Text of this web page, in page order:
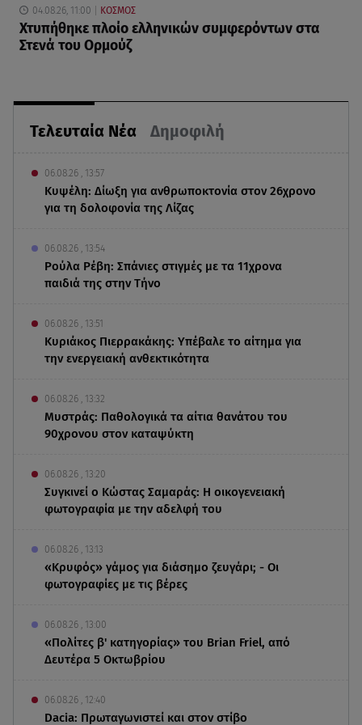
Τελευταία Νέα Δημοφιλή
06.08.26 , 13:57
Κυψέλη: Δίωξη για ανθρωποκτονία στον 26χρονο
για τη δολοφονία της Λίζας
06.08.26 , 13:54
Ρούλα Ρέβη: Σπάνιες στιγμές με τα 11χρονα
παιδιά της στην Τήνο
06.08.26 , 13:51
Κυριάκος Πιερρακάκης: Υπέβαλε το αίτημα για
την ενεργειακή ανθεκτικότητα
06.08.26 , 13:32
Μυστράς: Παθολογικά τα αίτια θανάτου του
90χρονου στον καταψύκτη
06.08.26 , 13:20
Συγκινεί ο Κώστας Σαμαράς: Η οικογενειακή
φωτογραφία με την αδελφή του
06.08.26 , 13:13
«Κρυφός» γάμος για διάσημο ζευγάρι; - Οι
φωτογραφίες με τις βέρες
06.08.26 , 13:00
«Πολίτες β' κατηγορίας» του Brian Friel, από
Δευτέρα 5 Οκτωβρίου
06.08.26 , 12:40
Dacia: Πρωταγωνιστεί και στον στίβο
04.08.26, 11:00 ΚΟΣΜΟΣ
Χτυπήθηκε πλοίο ελληνικών συμφερόντων στα
Στενά του Ορμούζ